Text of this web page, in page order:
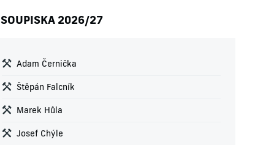
SOUPISKA 2026/27
Adam Černička
Štěpán Falcník
Marek Hůla
Josef Chýle